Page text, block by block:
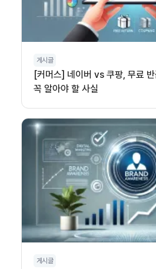
게시글
[커머스] 네이버 vs 쿠팡, 무료 반
꼭 알아야 할 사실
게시글